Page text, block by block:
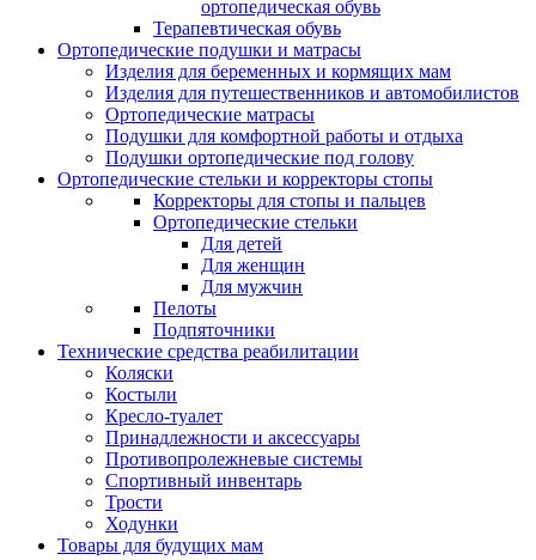
ортопедическая обувь
Терапевтическая обувь
Ортопедические подушки и матрасы
Изделия для беременных и кормящих мам
Изделия для путешественников и автомобилистов
Ортопедические матрасы
Подушки для комфортной работы и отдыха
Подушки ортопедические под голову
Ортопедические стельки и корректоры стопы
Корректоры для стопы и пальцев
Ортопедические стельки
Для детей
Для женщин
Для мужчин
Пелоты
Подпяточники
Технические средства реабилитации
Коляски
Костыли
Кресло-туалет
Принадлежности и аксессуары
Противопролежневые системы
Спортивный инвентарь
Трости
Ходунки
Товары для будущих мам